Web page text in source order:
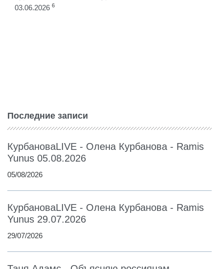
03.06.2026 6
Последние записи
КурбановаLIVE - Олена Курбанова - Ramis
Yunus 05.08.2026
05/08/2026
КурбановаLIVE - Олена Курбанова - Ramis
Yunus 29.07.2026
29/07/2026